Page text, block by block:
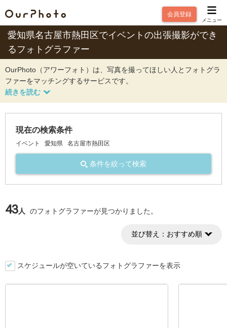
会員登録
メニュー
愛知県名古屋市熱田区でイベントの出張撮影ができ
るフォトグラファー
OurPhoto（アワーフォト）は、写真を撮ってほしい人とフォトグラ
ファーをマッチングするサービスです。
現在の検索条件
イベント 愛知県 名古屋市熱田区
条件を絞って検索
43人 のフォトグラファーが見つかりました。
並び替え： おすすめ順
スケジュールが空いているフォトグラファーを表示